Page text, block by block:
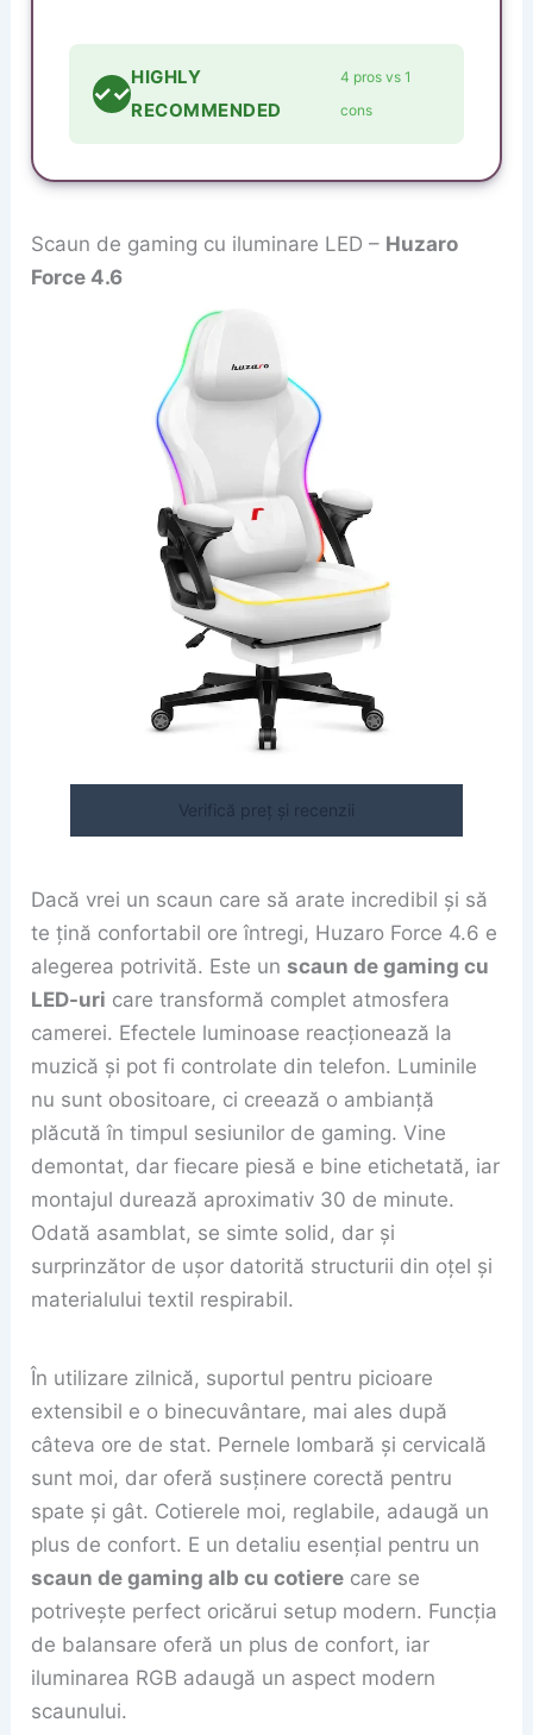
✓✓
HIGHLY
RECOMMENDED
4 pros vs 1
cons
Scaun de gaming cu iluminare LED – Huzaro
Force 4.6
Verifică preț și recenzii
Dacă vrei un scaun care să arate incredibil și să
te țină confortabil ore întregi, Huzaro Force 4.6 e
alegerea potrivită. Este unscaun de gaming cu
LED-uri care transformă complet atmosfera
camerei. Efectele luminoase reacționează la
muzică și pot fi controlate din telefon. Luminile
nu sunt obositoare, ci creează o ambianță
plăcută în timpul sesiunilor de gaming. Vine
demontat, dar fiecare piesă e bine etichetată, iar
montajul durează aproximativ 30 de minute.
Odată asamblat, se simte solid, dar și
surprinzător de ușor datorită structurii din oțel și
materialului textil respirabil.
În utilizare zilnică, suportul pentru picioare
extensibil e o binecuvântare, mai ales după
câteva ore de stat. Pernele lombară și cervicală
sunt moi, dar oferă susținere corectă pentru
spate și gât. Cotierele moi, reglabile, adaugă un
plus de confort. E un detaliu esențial pentru un
scaun de gaming alb cu cotiere care se
potrivește perfect oricărui setup modern. Funcția
de balansare oferă un plus de confort, iar
iluminarea RGB adaugă un aspect modern
scaunului.